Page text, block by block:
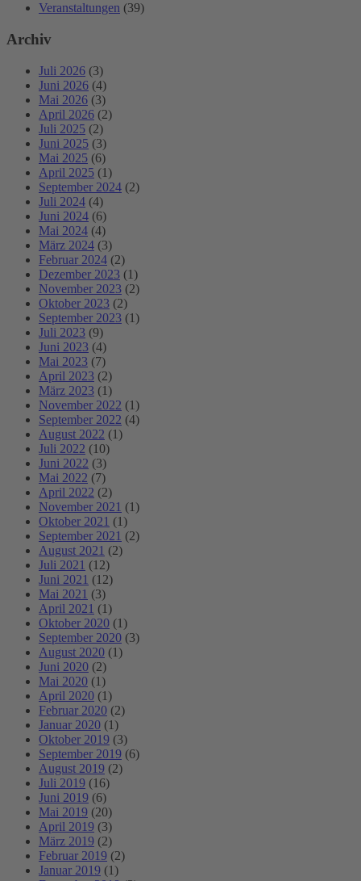
Veranstaltungen (39)
Archiv
Juli 2026 (3)
Juni 2026 (4)
Mai 2026 (3)
April 2026 (2)
Juli 2025 (2)
Juni 2025 (3)
Mai 2025 (6)
April 2025 (1)
September 2024 (2)
Juli 2024 (4)
Juni 2024 (6)
Mai 2024 (4)
März 2024 (3)
Februar 2024 (2)
Dezember 2023 (1)
November 2023 (2)
Oktober 2023 (2)
September 2023 (1)
Juli 2023 (9)
Juni 2023 (4)
Mai 2023 (7)
April 2023 (2)
März 2023 (1)
November 2022 (1)
September 2022 (4)
August 2022 (1)
Juli 2022 (10)
Juni 2022 (3)
Mai 2022 (7)
April 2022 (2)
November 2021 (1)
Oktober 2021 (1)
September 2021 (2)
August 2021 (2)
Juli 2021 (12)
Juni 2021 (12)
Mai 2021 (3)
April 2021 (1)
Oktober 2020 (1)
September 2020 (3)
August 2020 (1)
Juni 2020 (2)
Mai 2020 (1)
April 2020 (1)
Februar 2020 (2)
Januar 2020 (1)
Oktober 2019 (3)
September 2019 (6)
August 2019 (2)
Juli 2019 (16)
Juni 2019 (6)
Mai 2019 (20)
April 2019 (3)
März 2019 (2)
Februar 2019 (2)
Januar 2019 (1)